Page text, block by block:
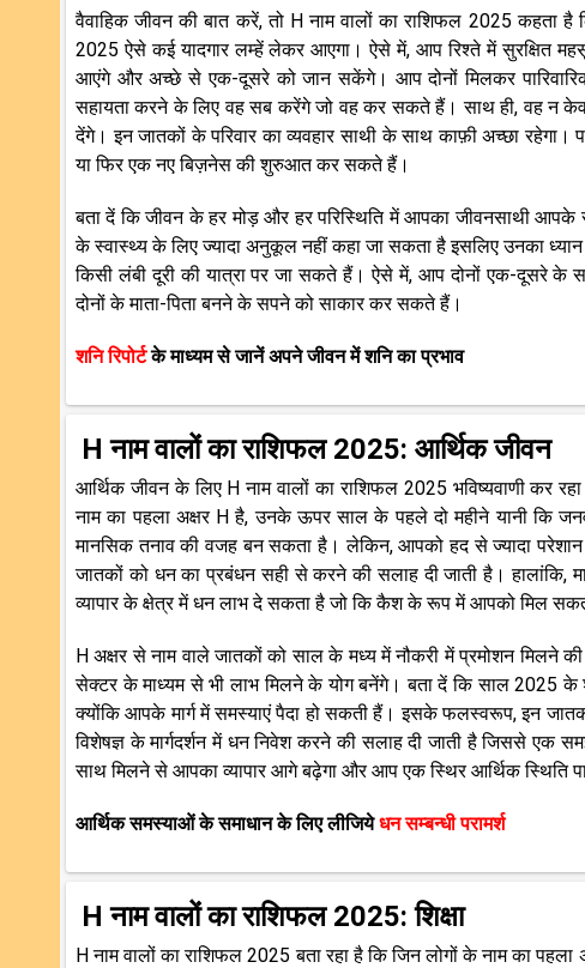
वैवाहिक जीवन की बात करें, तो H नाम वालों का राशिफल 2025
2025 ऐसे कई यादगार लम्हें लेकर आएगा। ऐसे में, आप रिश्ते में सुरक्षित
आएंगे और अच्छे से एक-दूसरे को जान सकेंगे। आप दोनों मिलकर
सहायता करने के लिए वह सब करेंगे जो वह कर सकते हैं। साथ ही, वह न
देंगे। इन जातकों के परिवार का व्यवहार साथी के साथ काफ़ी अच्छा
या फिर एक नए बिज़नेस की शुरुआत कर सकते हैं।
बता दें कि जीवन के हर मोड़ और हर परिस्थिति में आपका जीवनसाथी
के स्वास्थ्य के लिए ज्यादा अनुकूल नहीं कहा जा सकता है इसलिए उनका
किसी लंबी दूरी की यात्रा पर जा सकते हैं। ऐसे में, आप दोनों एक-दूसरे के
दोनों के माता-पिता बनने के सपने को साकार कर सकते हैं।
शनि रिपोर्टके माध्यम से जानें अपने जीवन में शनि का प्रभाव
H नाम वालों का राशिफल 2025: आर्थिक जीवन
आर्थिक जीवन के लिए H नाम वालों का राशिफल 2025 भविष्यवाणी
नाम का पहला अक्षर H है, उनके ऊपर साल के पहले दो महीने यानी कि
मानसिक तनाव की वजह बन सकता है। लेकिन, आपको हद से ज्यादा
जातकों को धन का प्रबंधन सही से करने की सलाह दी जाती है।
व्यापार के क्षेत्र में धन लाभ दे सकता है जो कि कैश के रूप में आपको मिल
H अक्षर से नाम वाले जातकों को साल के मध्य में नौकरी में प्रमोशन मिलने
सेक्टर के माध्यम से भी लाभ मिलने के योग बनेंगे। बता दें कि साल 2025
क्योंकि आपके मार्ग में समस्याएं पैदा हो सकती हैं। इसके फलस्वरूप, इन
विशेषज्ञ के मार्गदर्शन में धन निवेश करने की सलाह दी जाती है जिससे एक
साथ मिलने से आपका व्यापार आगे बढ़ेगा और आप एक स्थिर आर्थिक स्थिति
आर्थिक समस्याओं के समाधान के लिए लीजियेधन सम्बन्धी परामर्श
H नाम वालों का राशिफल 2025: शिक्षा
H नाम वालों का राशिफल 2025 बता रहा है कि जिन लोगों के नाम का